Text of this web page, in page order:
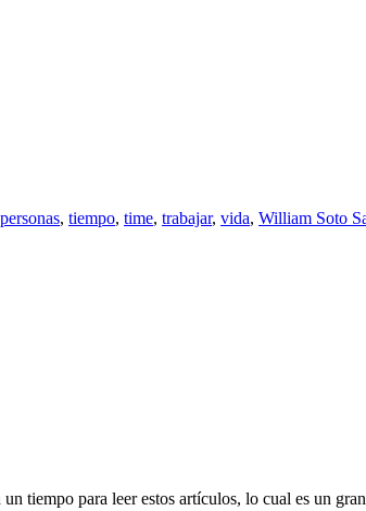
personas, tiempo, time, trabajar, vida, William Soto
tiempo para leer estos artículos, lo cual es un